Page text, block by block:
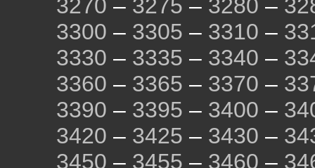
3270 – 3275 – 3280 –
3300 – 3305 – 3310 –
3330 – 3335 – 3340 –
3360 – 3365 – 3370 –
3390 – 3395 – 3400 –
3420 – 3425 – 3430 –
3450 – 3455 – 3460 –